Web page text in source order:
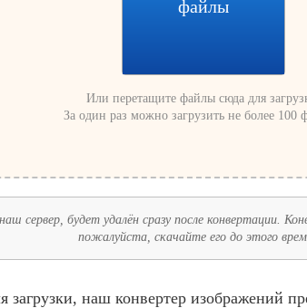
файлы
Или перетащите файлы сюда для
За один раз можно загрузить не более 100
сервер, будет удалён сразу после конвертации.
пожалуйста, скачайте его до этого
наш конвертер изображений